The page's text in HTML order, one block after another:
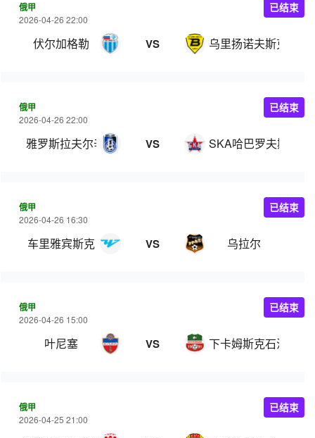
俄甲
2026-04-26 22:00
伏尔加格勒 VS 乌里扬诺夫斯克伏尔
已结束
俄甲
2026-04-26 22:00
雅罗斯拉夫尔辛尼克 VS SKA哈巴罗夫斯克
已结束
俄甲
2026-04-26 16:30
车里雅宾斯克 VS 乌拉尔
已结束
俄甲
2026-04-26 15:00
叶尼塞 VS 下卡姆斯克石油
已结束
俄甲
2026-04-25 21:00
已结束